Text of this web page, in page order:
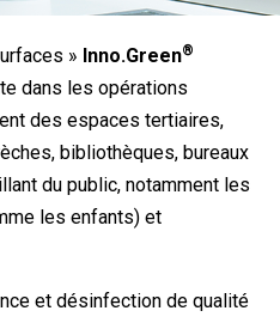
» Inno.Green®
dans les opérations
des espaces tertiaires,
bibliothèques, bureaux
du public, notamment les
les enfants) et
et désinfection de qualité